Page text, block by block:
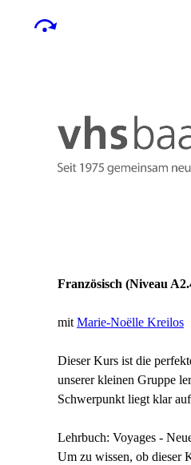
Französisch (Niveau
mit Marie-Noëlle Kreilos
Dieser Kurs ist die
unserer kleinen Gruppe
Schwerpunkt liegt klar
Lehrbuch: Voyages -
Um zu wissen, ob dieser